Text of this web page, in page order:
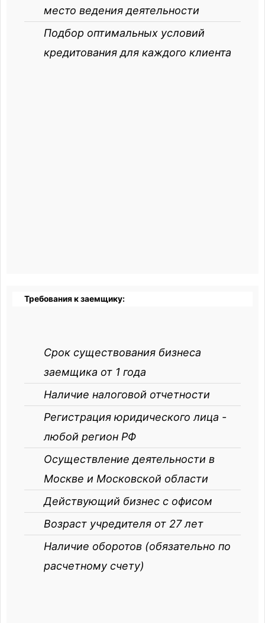
место ведения деятельности
Подбор оптимальных условий
кредитования для каждого клиента
Требования к заемщику:
Срок существования бизнеса
заемщика от 1 года
Наличие налоговой отчетности
Регистрация юридического лица -
любой регион РФ
Осуществление деятельности в
Москве и Московской области
Действующий бизнес с офисом
Возраст учредителя от 27 лет
Наличие оборотов (обязательно по
расчетному счету)